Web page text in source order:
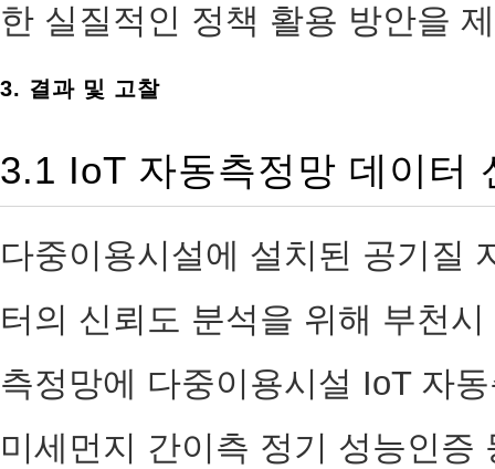
한 실질적인 정책 활용 방안을
3. 결과 및 고찰
3.1 IoT 자동측정망 데이터
다중이용시설에 설치된 공기질
터의 신뢰도 분석을 위해 부천
측정망에 다중이용시설 IoT 자
미세먼지 간이측 정기 성능인